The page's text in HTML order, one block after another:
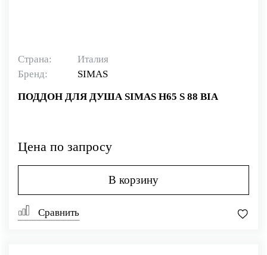
Страна:
Италия
Бренд:
SIMAS
ПОДДОН ДЛЯ ДУША SIMAS H65 S 88 BIA
Цена по запросу
В корзину
Сравнить